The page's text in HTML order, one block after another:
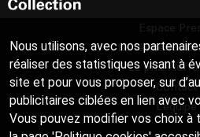
Espace
La résidence
Le prix
Contact
L’équipe
Nous utilisons, avec nos
réaliser des statistiques visant à
site et pour vous proposer, sur
publicitaires ciblées en lien avec
Vous pouvez modifier vos choix à